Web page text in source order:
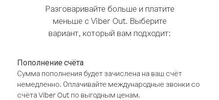
Разговаривайте больше и платите
меньше с Viber Out. Выберите
вариант, который вам подходит:
Пополнение счёта
Сумма пополнения будет зачислена на ваш счёт
немедленно. Оплачивайте международные звонки со
счёта Viber Out по выгодным ценам.